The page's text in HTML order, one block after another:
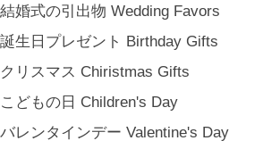
結婚式の引出物 Wedding Favors
誕生日プレゼント Birthday Gifts
クリスマス Chiristmas Gifts
こどもの日 Children's Day
バレンタインデー Valentine's Day
[ MAIL MAGAZINE ]
プライバシーポリシー